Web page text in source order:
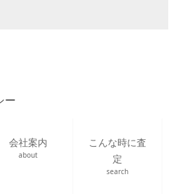
ー
会社案内
about
こんな時に査
定
search